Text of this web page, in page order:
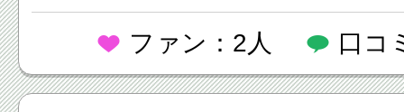
ファン：2人 口コ